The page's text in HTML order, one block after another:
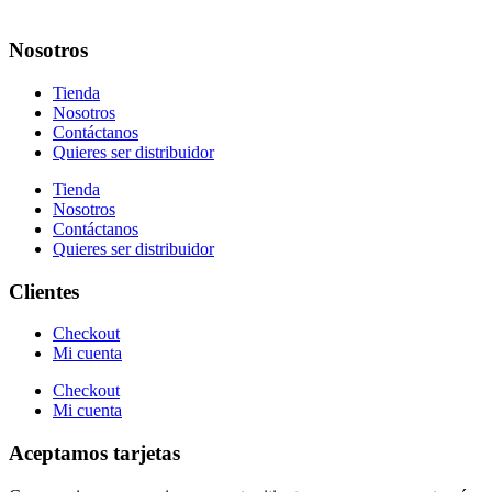
Nosotros
Tienda
Nosotros
Contáctanos
Quieres ser distribuidor
Tienda
Nosotros
Contáctanos
Quieres ser distribuidor
Clientes
Checkout
Mi cuenta
Checkout
Mi cuenta
Aceptamos tarjetas